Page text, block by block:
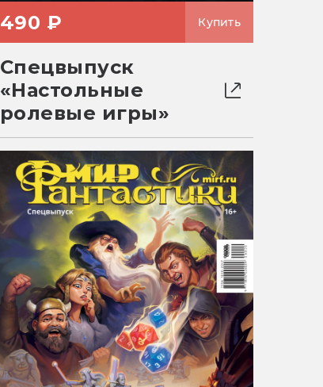
490 ₽ Купить
Спецвыпуск
«Настольные
ролевые игры»